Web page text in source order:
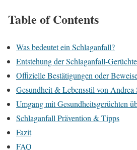
Table of Contents
Was bedeutet ein Schlaganfall?
Entstehung der Schlaganfall-Gerüchte
Offizielle Bestätigungen oder
Gesundheit & Lebensstil von Andrea
Umgang mit Gesundheitsgerüchten
Schlaganfall Prävention & Tipps
Fazit
FAQ